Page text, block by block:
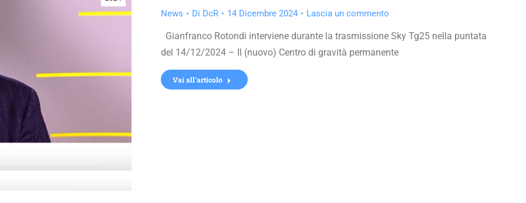
News Di DcR 14 Dicembre 2024 Lascia un commento
Gianfranco Rotondi interviene durante la trasmissione Sky Tg25 nella puntata
del 14/12/2024 – Il (nuovo) Centro di gravità permanente
Vai all'articolo